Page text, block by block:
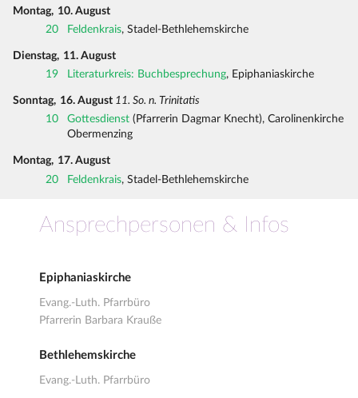
Montag, 10. August
20
Feldenkrais, Stadel-Bethlehemskirche
Dienstag, 11. August
19
Literaturkreis: Buchbesprechung, Epiphaniaskirche
Sonntag, 16. August 11. So. n. Trinitatis
10
Gottesdienst (Pfarrerin Dagmar Knecht), Carolinenkirche
Obermenzing
Montag, 17. August
20
Feldenkrais, Stadel-Bethlehemskirche
Ansprechpersonen & Infos
Epiphaniaskirche
Evang.-Luth. Pfarrbüro
Pfarrerin Barbara Krauße
Bethlehemskirche
Evang.-Luth. Pfarrbüro